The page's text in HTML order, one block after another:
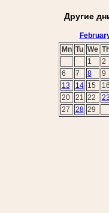
Другие
Mn Tu We
1
2
6
7 8
9
13
14 15
20
21 22
27
28 29